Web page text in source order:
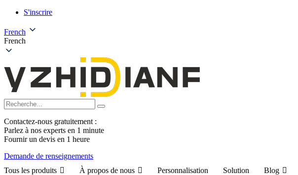
S'inscrire
French
French
Contactez-nous gratuitement :
Parlez à nos experts en 1 minute
Fournir un devis en 1 heure
Demande de renseignements
Tous les produits
À propos de nous Personnalisation Solution Blog